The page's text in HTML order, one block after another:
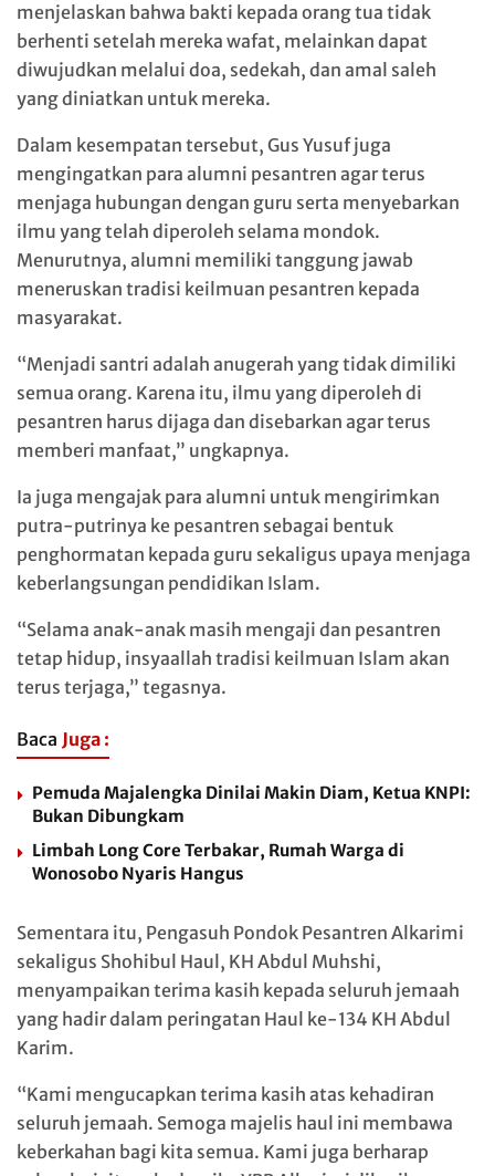
menjelaskan bahwa bakti kepada orang tua tidak
berhenti setelah mereka wafat, melainkan dapat
diwujudkan melalui doa, sedekah, dan amal saleh
yang diniatkan untuk mereka.
Dalam kesempatan tersebut, Gus Yusuf juga
mengingatkan para alumni pesantren agar terus
menjaga hubungan dengan guru serta menyebarkan
ilmu yang telah diperoleh selama mondok.
Menurutnya, alumni memiliki tanggung jawab
meneruskan tradisi keilmuan pesantren kepada
masyarakat.
“Menjadi santri adalah anugerah yang tidak dimiliki
semua orang. Karena itu, ilmu yang diperoleh di
pesantren harus dijaga dan disebarkan agar terus
memberi manfaat,” ungkapnya.
Ia juga mengajak para alumni untuk mengirimkan
putra-putrinya ke pesantren sebagai bentuk
penghormatan kepada guru sekaligus upaya menjaga
keberlangsungan pendidikan Islam.
“Selama anak-anak masih mengaji dan pesantren
tetap hidup, insyaallah tradisi keilmuan Islam akan
terus terjaga,” tegasnya.
Baca Juga :
Pemuda Majalengka Dinilai Makin Diam, Ketua KNPI:
Bukan Dibungkam
Limbah Long Core Terbakar, Rumah Warga di
Wonosobo Nyaris Hangus
Sementara itu, Pengasuh Pondok Pesantren Alkarimi
sekaligus Shohibul Haul, KH Abdul Muhshi,
menyampaikan terima kasih kepada seluruh jemaah
yang hadir dalam peringatan Haul ke-134 KH Abdul
Karim.
“Kami mengucapkan terima kasih atas kehadiran
seluruh jemaah. Semoga majelis haul ini membawa
keberkahan bagi kita semua. Kami juga berharap